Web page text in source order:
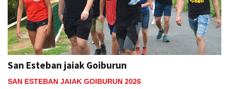
San Esteban jaiak Goiburun
SAN ESTEBAN JAIAK GOIBURUN 2026